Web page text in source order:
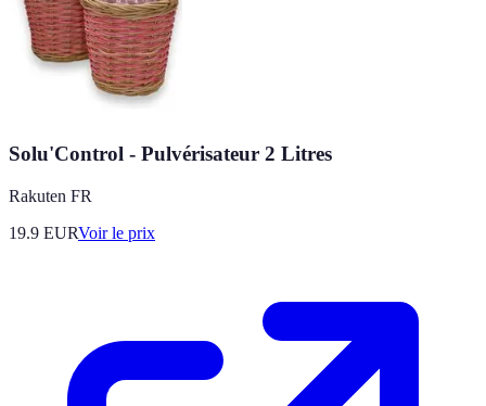
Solu'Control - Pulvérisateur 2 Litres
Rakuten FR
19.9 EURVoir le prix